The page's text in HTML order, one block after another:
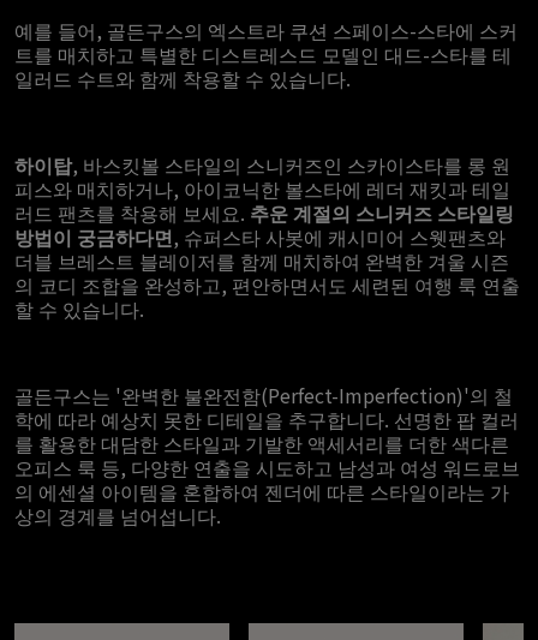
예를 들어, 골든구스의 엑스트라 쿠션 스페이스-스타에 스커
트를 매치하고 특별한 디스트레스드 모델인 대드-스타를 테
일러드 수트와 함께 착용할 수 있습니다.
하이탑, 바스킷볼 스타일의 스니커즈인 스카이스타를 롱 원
피스와 매치하거나, 아이코닉한 볼스타에 레더 재킷과 테일
러드 팬츠를 착용해 보세요. 추운 계절의 스니커즈 스타일링
방법이 궁금하다면, 슈퍼스타 사봇에 캐시미어 스웻팬츠와
더블 브레스트 블레이저를 함께 매치하여 완벽한 겨울 시즌
의 코디 조합을 완성하고, 편안하면서도 세련된 여행 룩 연출
할 수 있습니다.
골든구스는 '완벽한 불완전함(Perfect-Imperfection)'의 철
학에 따라 예상치 못한 디테일을 추구합니다. 선명한 팝 컬러
를 활용한 대담한 스타일과 기발한 액세서리를 더한 색다른
오피스 룩 등, 다양한 연출을 시도하고 남성과 여성 워드로브
의 에센셜 아이템을 혼합하여 젠더에 따른 스타일이라는 가
상의 경계를 넘어섭니다.